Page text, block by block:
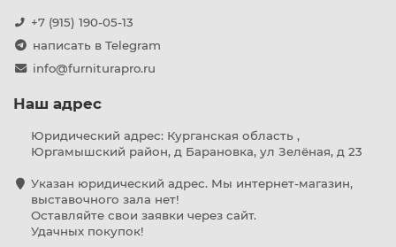
+7 (915) 190-05-13
написать в Telegram
info@furniturapro.ru
Наш адрес
Юридический адрес: Курганская область ,
Юргамышский район, д Барановка, ул Зелёная, д 23
Указан юридический адрес. Мы интернет-магазин,
выставочного зала нет!
Оставляйте свои заявки через сайт.
Удачных покупок!